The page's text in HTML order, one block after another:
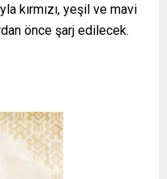
kırmızı, yeşil ve mavi
önce şarj edilecek.